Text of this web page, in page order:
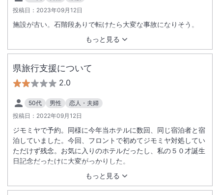
投稿日： 2023年09月12日
もっと見る
施設が古い。石階段ありで転けたら大変な事故になりそう。
県旅行支援について
2.0
50代 男性
恋人・夫婦
投稿日： 2022年09月12日
もっと見る
ジモミヤで予約。同様に今年当ホテルに数回、同じ宿泊者と宿
泊していました。今回、フロントで初めてジモミヤ対処してい
ただけず残念。お気に入りのホテルだったし、私の５０才誕生
日記念だったけに大変がっかりした。